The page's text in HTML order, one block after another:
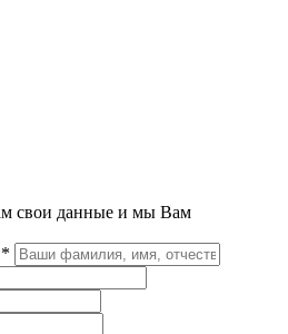
свои данные и мы Вам
*